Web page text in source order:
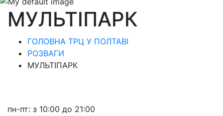
МУЛЬТІПАРК
ГОЛОВНА ТРЦ У ПОЛТАВІ
РОЗВАГИ
МУЛЬТІПАРК
пн-пт: з 10:00 до 21:00